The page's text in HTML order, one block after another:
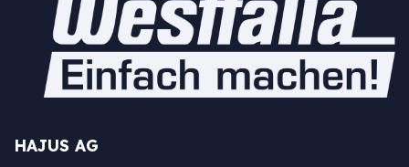
HAJUS AG